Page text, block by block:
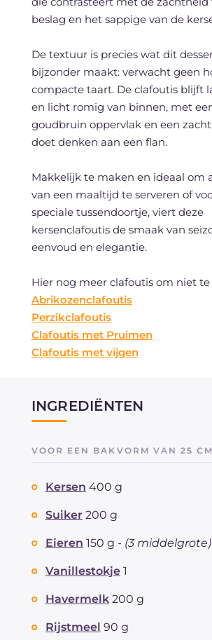
beslag en het sappige van de
De textuur is precies wat dit
bijzonder maakt: verwacht geen
compacte taart. De clafoutis blijft
en licht romig van binnen, met
goudbruin oppervlak en een
doet denken aan een flan.
Makkelijk te maken en ideaal om
van een maaltijd te serveren of
speciale tussendoortje, viert deze
kersenclafoutis de smaak van
eenvoud en elegantie.
Hier nog meer clafoutis om niet te
Abrikozenclafoutis
Perzikclafoutis
Clafoutis met Pruimen
Clafoutis met vijgen
INGREDIËNTEN
VOOR EEN BAKVORM VAN 25 CM
Kersen 400 g
Suiker 200 g
Eieren 150 g - (3 middelgrote)
Vanillestokje 1
Havermelk 200 g
Rijstmeel 90 g